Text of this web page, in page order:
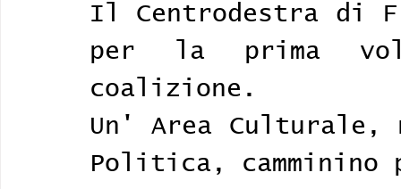
Il Centrodestra di
per la prima
coalizione.
Un' Area Culturale,
Politica,